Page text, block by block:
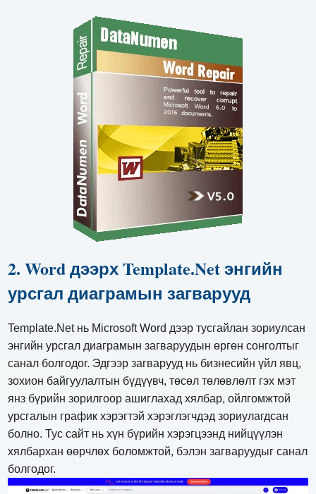
2. Word дээрх Template.Net энгийн
урсгал диаграмын загварууд
Template.Net нь Microsoft Word дээр тусгайлан зориулсан
энгийн урсгал диаграмын загваруудын өргөн сонголтыг
санал болгодог. Эдгээр загварууд нь бизнесийн үйл явц,
зохион байгуулалтын бүдүүвч, төсөл төлөвлөлт гэх мэт
янз бүрийн зорилгоор ашиглахад хялбар, ойлгомжтой
урсгалын график хэрэгтэй хэрэглэгчдэд зориулагдсан
болно. Тус сайт нь хүн бүрийн хэрэгцээнд нийцүүлэн
хялбархан өөрчлөх боломжтой, бэлэн загваруудыг санал
болгодог.